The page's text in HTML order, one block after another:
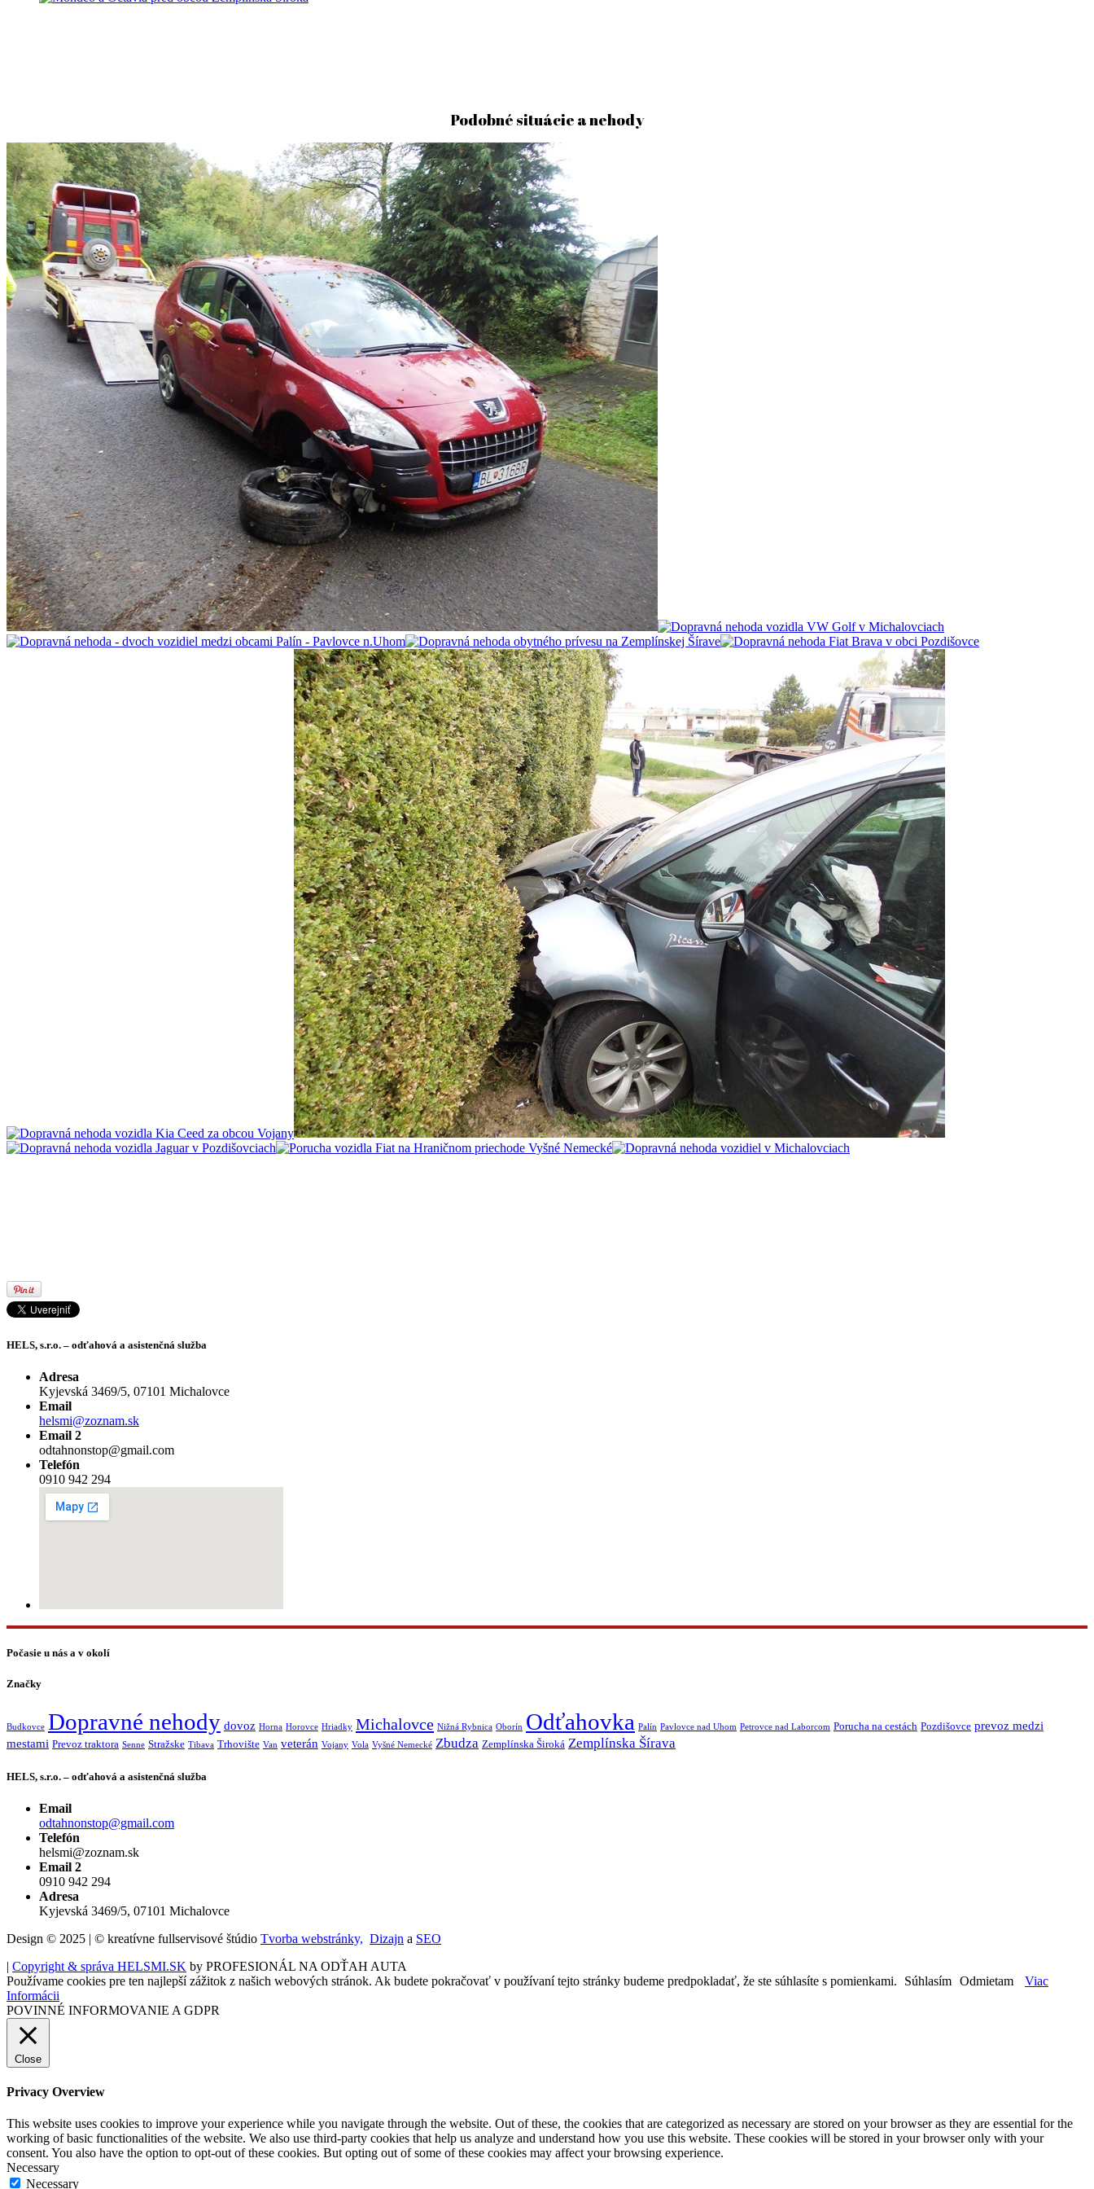
Podobné situácie a nehody
HELS, s.r.o. – odťahová a asistenčná služba
Adresa
Kyjevská 3469/5, 07101 Michalovce
Email
helsmi@zoznam.sk
Email 2
odtahnonstop@gmail.com
Telefón
0910 942 294
Počasie u nás a v okolí
Značky
Budkovce Dopravné nehody dovoz Horna Horovce Hriadky Michalovce Nižná Rybnica Oborín Odťahovka Palín Pavlovce nad Uhom Petrovce nad Laborcom Porucha na cestách Pozdišovce prevoz medzi
mestami Prevoz traktora Senne Stražske Tibava Trhovište Van veterán Vojany Vola Vyšné Nemecké Zbudza Zemplínska Široká Zemplínska Šírava
HELS, s.r.o. – odťahová a asistenčná služba
Email
odtahnonstop@gmail.com
Telefón
helsmi@zoznam.sk
Email 2
0910 942 294
Adresa
Kyjevská 3469/5, 07101 Michalovce
Design © 2025 | © kreatívne fullservisové štúdio Tvorba webstránky, Dizajn a SEO
| Copyright & správa HELSMI.SK by PROFESIONÁL NA ODŤAH AUTA
Používame cookies pre ten najlepší zážitok z našich webových stránok. Ak budete pokračovať v používaní tejto stránky budeme predpokladať, že ste súhlasíte s pomienkami.
Súhlasím Odmietam
Viac
Informácii
POVINNÉ INFORMOVANIE A GDPR
Close
Privacy Overview
This website uses cookies to improve your experience while you navigate through the website. Out of these, the cookies that are categorized as necessary are stored on your browser as they are essential for the
working of basic functionalities of the website. We also use third-party cookies that help us analyze and understand how you use this website. These cookies will be stored in your browser only with your
consent. You also have the option to opt-out of these cookies. But opting out of some of these cookies may affect your browsing experience.
Necessary
Necessary